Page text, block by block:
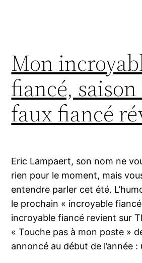
Mon
fiancé, saison
faux fiancé
Eric Lampaert, son nom ne
rien pour le moment, mais
entendre parler cet été.
le prochain « incroyable
incroyable fiancé revient sur
« Touche pas à mon poste »
annoncé au début de l’année